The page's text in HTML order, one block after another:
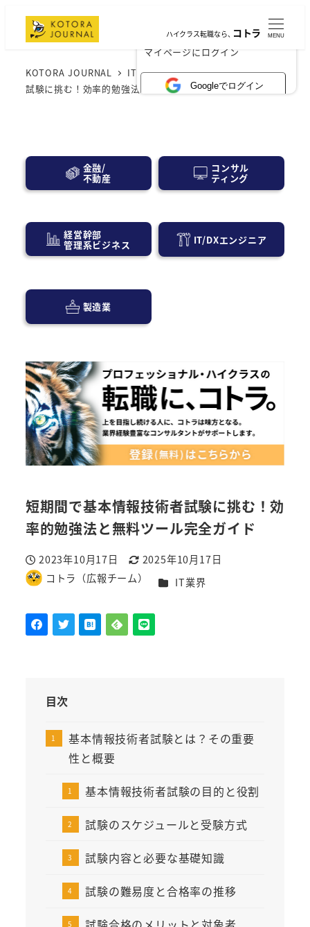
×
マイページにログイン
Googleでログイン
ハイクラス転職なら、コトラ MENU
KOTORA JOURNAL IT業界
短期間で基本情報技術者
試験に挑む！効率的勉強法と無料ツール完全ガイド
金融/
不動産
コンサル
ティング
経営幹部
管理系ビジネス IT/DXエンジニア
製造業
短期間で基本情報技術者試験に挑む！効
率的勉強法と無料ツール完全ガイド
投稿日
2023年10月17日
更新日
2025年10月17日
著
コトラ（広報チーム） カテゴリー
IT業界
目次
基本情報技術者試験とは？その重要
性と概要
基本情報技術者試験の目的と役割
試験のスケジュールと受験方式
試験内容と必要な基礎知識
試験の難易度と合格率の推移